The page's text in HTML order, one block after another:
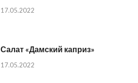
17.05.2022
Салат «Дамский каприз»
17.05.2022